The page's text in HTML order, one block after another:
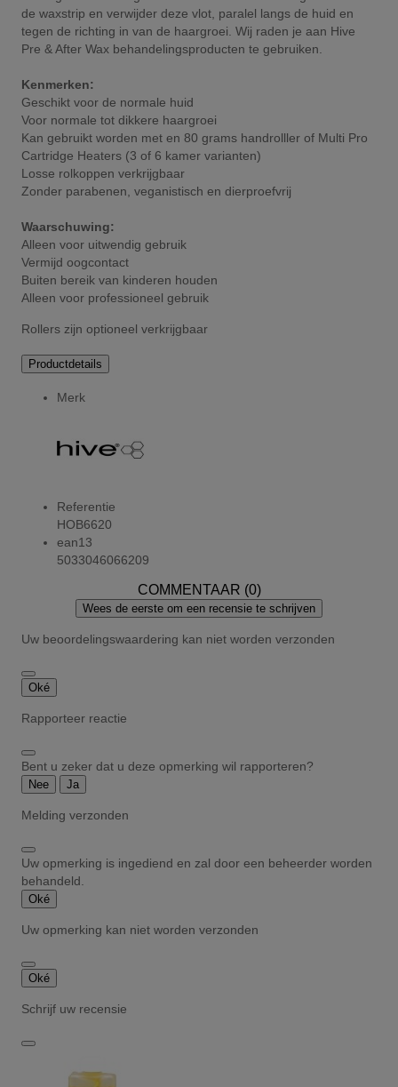
de waxstrip en verwijder deze vlot, paralel langs de huid en
tegen de richting in van de haargroei. Wij raden je aan Hive
Pre & After Wax behandelingsproducten te gebruiken.
Kenmerken:
Geschikt voor de normale huid
Voor normale tot dikkere haargroei
Kan gebruikt worden met en 80 grams handrolller of Multi Pro
Cartridge Heaters (3 of 6 kamer varianten)
Losse rolkoppen verkrijgbaar
Zonder parabenen, veganistisch en dierproefvrij
Waarschuwing:
Alleen voor uitwendig gebruik
Vermijd oogcontact
Buiten bereik van kinderen houden
Alleen voor professioneel gebruik
Rollers zijn optioneel verkrijgbaar
Productdetails
Merk
Referentie
HOB6620
ean13
5033046066209
COMMENTAAR (0)
Wees de eerste om een recensie te schrijven
Uw beoordelingswaardering kan niet worden verzonden
Oké
Rapporteer reactie
Bent u zeker dat u deze opmerking wil rapporteren?
Nee Ja
Melding verzonden
Uw opmerking is ingediend en zal door een beheerder worden
behandeld.
Oké
Uw opmerking kan niet worden verzonden
Oké
Schrijf uw recensie